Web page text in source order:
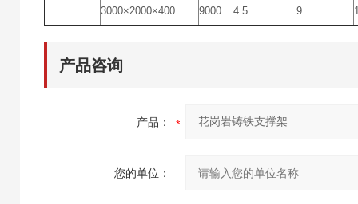
3000×2000×400 9000 4.5 9
产品咨询
产品：
您的单位：